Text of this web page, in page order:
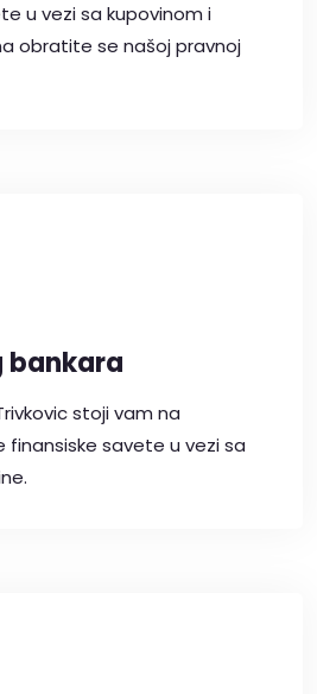
u vezi sa kupovinom i
obratite se našoj pravnoj
bankara
stoji vam na
finansiske savete u vezi sa